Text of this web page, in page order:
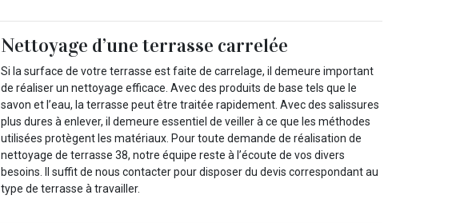
Nettoyage d’une terrasse carrelée
Si la surface de votre terrasse est faite de carrelage, il demeure important
de réaliser un nettoyage efficace. Avec des produits de base tels que le
savon et l’eau, la terrasse peut être traitée rapidement. Avec des salissures
plus dures à enlever, il demeure essentiel de veiller à ce que les méthodes
utilisées protègent les matériaux. Pour toute demande de réalisation de
nettoyage de terrasse 38, notre équipe reste à l’écoute de vos divers
besoins. Il suffit de nous contacter pour disposer du devis correspondant au
type de terrasse à travailler.